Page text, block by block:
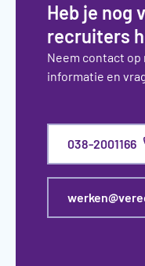
Heb je nog
recruiters
Neem contact
informatie en
038-2001166